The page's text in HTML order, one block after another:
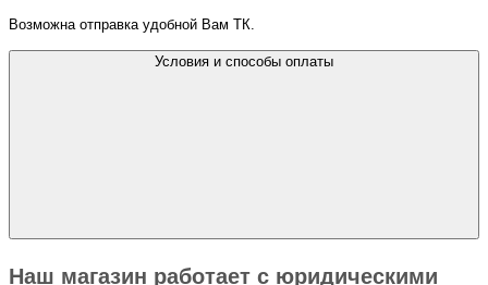
Возможна отправка удобной Вам ТК.
Условия и способы оплаты
Наш магазин работает с юридическими